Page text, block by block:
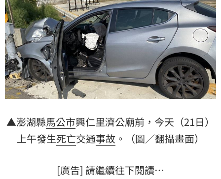
▲澎湖縣馬公市興仁里濟公廟前，今天（21日）
上午發生死亡交通事故 。（圖／翻攝畫面）
[廣告] 請繼續往下閱讀…